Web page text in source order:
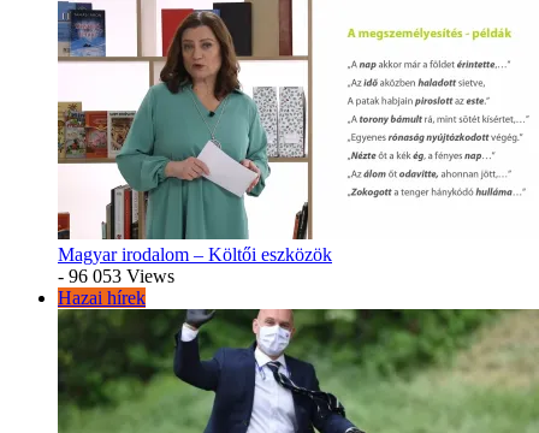
Magyar irodalom – Költői eszközök
- 96 053 Views
Hazai hírek